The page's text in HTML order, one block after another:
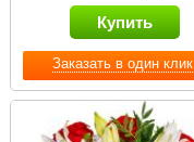
Заказать в один клик
Купить